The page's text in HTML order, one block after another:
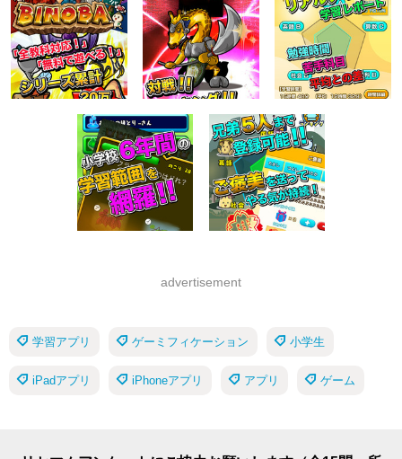
advertisement
学習アプリ ゲーミフィケーション 小学生
iPadアプリ iPhoneアプリ アプリ ゲーム